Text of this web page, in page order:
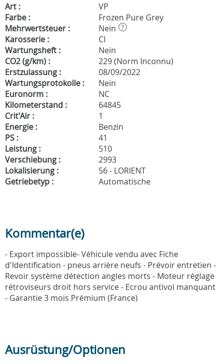
Art :
VP
Farbe :
Frozen Pure Grey
Mehrwertsteuer :
Nein ?
Karosserie :
CI
Wartungsheft :
Nein
CO2 (g/km) :
229 (Norm Inconnu)
Erstzulassung :
08/09/2022
Wartungsprotokolle :
Nein
Euronorm :
NC
Kilometerstand :
64845
Crit'Air :
1
Energie :
Benzin
PS :
41
Leistung :
510
Verschiebung :
2993
Lokalisierung :
56 - LORIENT
Getriebetyp :
Automatische
Kommentar(e)
- Export impossible- Véhicule vendu avec Fiche
d'Identification - pneus arrière neufs - Prévoir entretien -
Revoir système détection angles morts - Moteur réglage
rétroviseurs droit hors service - Ecrou antivol manquant
- Garantie 3 mois Prémium (France)
Ausrüstung/Optionen